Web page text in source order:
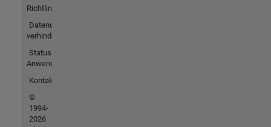
Richtlinien
Datendiebstahl
verhindern
Status von
Anwendungen
Kontakt
©
1994-
2026